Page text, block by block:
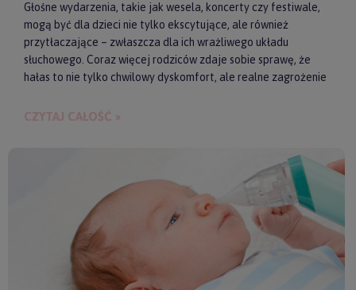
Głośne wydarzenia, takie jak wesela, koncerty czy festiwale,
mogą być dla dzieci nie tylko ekscytujące, ale również
przytłaczające – zwłaszcza dla ich wrażliwego układu
słuchowego. Coraz więcej rodziców zdaje sobie sprawę, że
hałas to nie tylko chwilowy dyskomfort, ale realne zagrożenie
słuchawki ochronne przestają być postrzegane jako zbędny
CZYTAJ CAŁOŚĆ »